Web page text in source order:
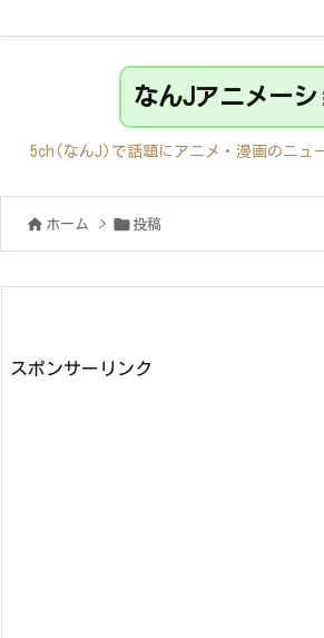
なんJアニメーシ
5ch(なんJ)で話題にアニメ・漫画のニュ
 ホーム >  投稿
スポンサーリンク